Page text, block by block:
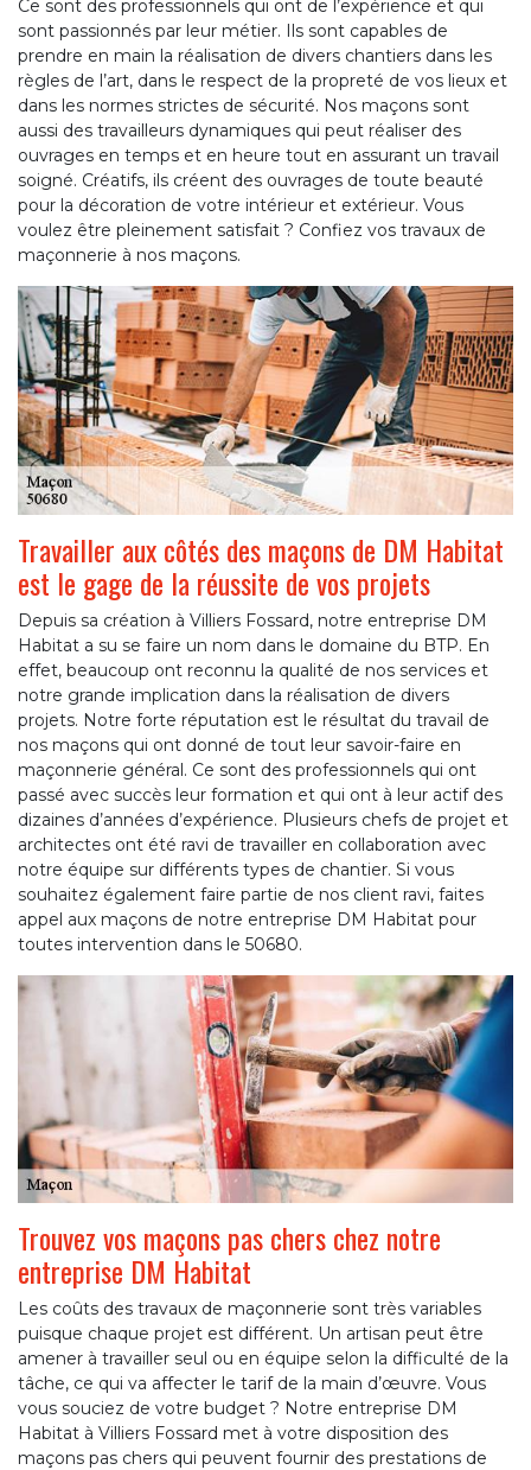
Ce sont des professionnels qui ont de l’expérience et qui
sont passionnés par leur métier. Ils sont capables de
prendre en main la réalisation de divers chantiers dans les
règles de l’art, dans le respect de la propreté de vos lieux et
dans les normes strictes de sécurité. Nos maçons sont
aussi des travailleurs dynamiques qui peut réaliser des
ouvrages en temps et en heure tout en assurant un travail
soigné. Créatifs, ils créent des ouvrages de toute beauté
pour la décoration de votre intérieur et extérieur. Vous
voulez être pleinement satisfait ? Confiez vos travaux de
maçonnerie à nos maçons.
Travailler aux côtés des maçons de DM Habitat
est le gage de la réussite de vos projets
Depuis sa création à Villiers Fossard, notre entreprise DM
Habitat a su se faire un nom dans le domaine du BTP. En
effet, beaucoup ont reconnu la qualité de nos services et
notre grande implication dans la réalisation de divers
projets. Notre forte réputation est le résultat du travail de
nos maçons qui ont donné de tout leur savoir-faire en
maçonnerie général. Ce sont des professionnels qui ont
passé avec succès leur formation et qui ont à leur actif des
dizaines d’années d’expérience. Plusieurs chefs de projet et
architectes ont été ravi de travailler en collaboration avec
notre équipe sur différents types de chantier. Si vous
souhaitez également faire partie de nos client ravi, faites
appel aux maçons de notre entreprise DM Habitat pour
toutes intervention dans le 50680.
Trouvez vos maçons pas chers chez notre
entreprise DM Habitat
Les coûts des travaux de maçonnerie sont très variables
puisque chaque projet est différent. Un artisan peut être
amener à travailler seul ou en équipe selon la difficulté de la
tâche, ce qui va affecter le tarif de la main d’œuvre. Vous
vous souciez de votre budget ? Notre entreprise DM
Habitat à Villiers Fossard met à votre disposition des
maçons pas chers qui peuvent fournir des prestations de